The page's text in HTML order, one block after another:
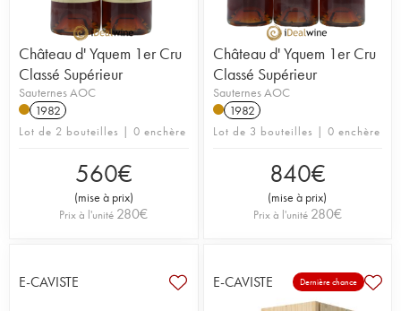
Château d' Yquem 1er Cru
Classé Supérieur
Sauternes AOC
1982
Lot de 2 bouteilles | 0 enchère
560€
(mise à prix)
Prix à l'unité 280€
Château d' Yquem 1er Cru
Classé Supérieur
Sauternes AOC
1982
Lot de 3 bouteilles | 0 enchère
840€
(mise à prix)
Prix à l'unité 280€
E-CAVISTE E-CAVISTE Dernière chance